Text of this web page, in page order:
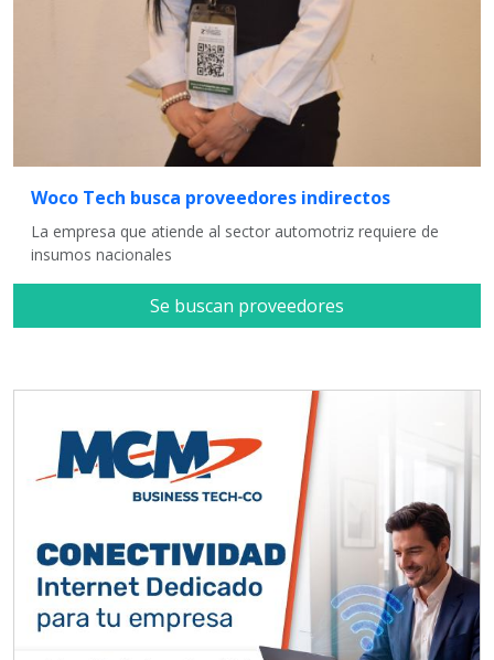
Woco Tech busca proveedores indirectos
La empresa que atiende al sector automotriz requiere de
insumos nacionales
Se buscan proveedores